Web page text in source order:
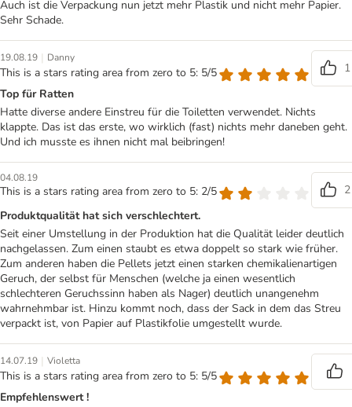
Auch ist die Verpackung nun jetzt mehr Plastik und nicht mehr Papier.
Sehr Schade.
19.08.19 | Danny
This is a stars rating area from zero to 5: 5/5
1
Top für Ratten
Hatte diverse andere Einstreu für die Toiletten verwendet. Nichts
klappte. Das ist das erste, wo wirklich (fast) nichts mehr daneben geht.
Und ich musste es ihnen nicht mal beibringen!
04.08.19
This is a stars rating area from zero to 5: 2/5
2
Produktqualität hat sich verschlechtert.
Seit einer Umstellung in der Produktion hat die Qualität leider deutlich
nachgelassen. Zum einen staubt es etwa doppelt so stark wie früher.
Zum anderen haben die Pellets jetzt einen starken chemikalienartigen
Geruch, der selbst für Menschen (welche ja einen wesentlich
schlechteren Geruchssinn haben als Nager) deutlich unangenehm
wahrnehmbar ist. Hinzu kommt noch, dass der Sack in dem das Streu
verpackt ist, von Papier auf Plastikfolie umgestellt wurde.
14.07.19 | Violetta
This is a stars rating area from zero to 5: 5/5
Empfehlenswert !